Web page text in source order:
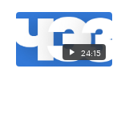
24:15